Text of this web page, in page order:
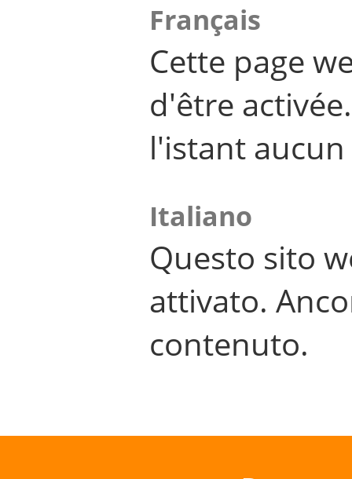
Français
Cette page
d'être
l'istant
Italiano
Questo sito
attivato.
contenuto.